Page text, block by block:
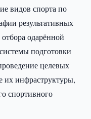
видов спорта по
результативных
одарённой
подготовки
целевых
их инфраструктуры,
спортивного